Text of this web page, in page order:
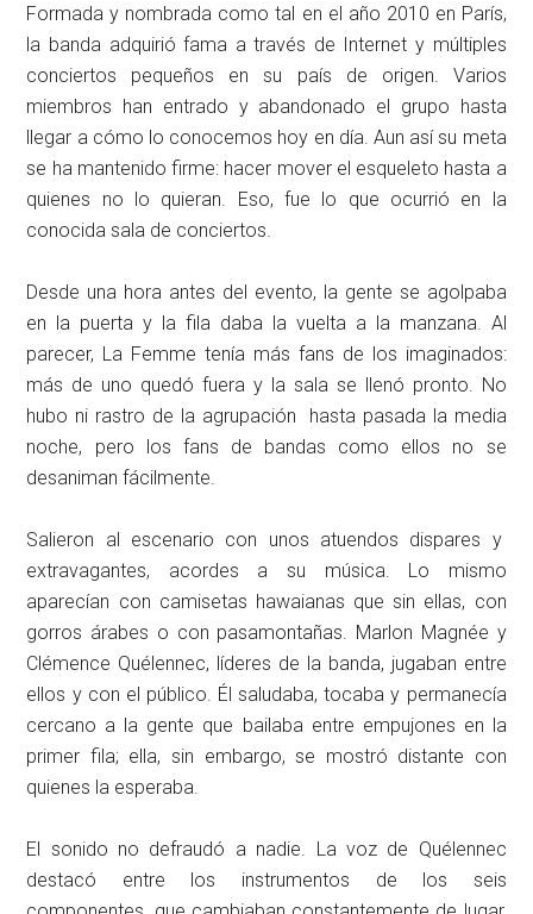
Formada y nombrada como tal en el año 2010 en París,
la banda adquirió fama a través de Internet y múltiples
conciertos pequeños en su país de origen. Varios
miembros han entrado y abandonado el grupo hasta
llegar a cómo lo conocemos hoy en día. Aun así su meta
se ha mantenido firme: hacer mover el esqueleto hasta a
quienes no lo quieran. Eso, fue lo que ocurrió en la
conocida sala de conciertos.
Desde una hora antes del evento, la gente se agolpaba
en la puerta y la fila daba la vuelta a la manzana. Al
parecer, La Femme tenía más fans de los imaginados:
más de uno quedó fuera y la sala se llenó pronto. No
hubo ni rastro de la agrupación hasta pasada la media
noche, pero los fans de bandas como ellos no se
desaniman fácilmente.
Salieron al escenario con unos atuendos dispares y
extravagantes, acordes a su música. Lo mismo
aparecían con camisetas hawaianas que sin ellas, con
gorros árabes o con pasamontañas. Marlon Magnée y
Clémence Quélennec, líderes de la banda, jugaban entre
ellos y con el público. Él saludaba, tocaba y permanecía
cercano a la gente que bailaba entre empujones en la
primer fila; ella, sin embargo, se mostró distante con
quienes la esperaba.
El sonido no defraudó a nadie. La voz de Quélennec
destacó entre los instrumentos de los seis